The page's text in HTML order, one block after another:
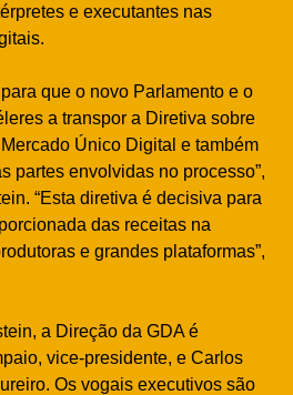
e executantes nas
que o novo Parlamento e o
a transpor a Diretiva sobre
Único Digital e também
partes envolvidas no processo”,
“Esta diretiva é decisiva para
das receitas na
e grandes plataformas”,
a Direção da GDA é
vice-presidente, e Carlos
Os vogais executivos são